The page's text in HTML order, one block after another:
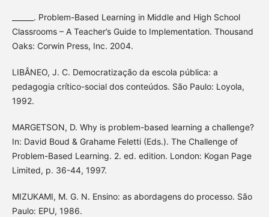
______. Problem-Based Learning in Middle and High School
Classrooms – A Teacher’s Guide to Implementation. Thousand
Oaks: Corwin Press, Inc. 2004.
LIBÂNEO, J. C. Democratização da escola pública: a
pedagogia crítico-social dos conteúdos. São Paulo: Loyola,
1992.
MARGETSON, D. Why is problem-based learning a challenge?
In: David Boud & Grahame Feletti (Eds.). The Challenge of
Problem-Based Learning. 2. ed. edition. London: Kogan Page
Limited, p. 36-44, 1997.
MIZUKAMI, M. G. N. Ensino: as abordagens do processo. São
Paulo: EPU, 1986.